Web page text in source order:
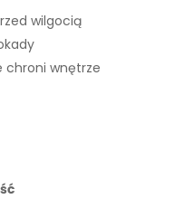
wilgocią
chroni wnętrze